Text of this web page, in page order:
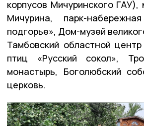
корпусов Мичуринского
Мичурина, парк-
подгорье», Дом-музей
Тамбовский областной
птиц «Русский сокол»,
монастырь, Боголюбский
церковь.